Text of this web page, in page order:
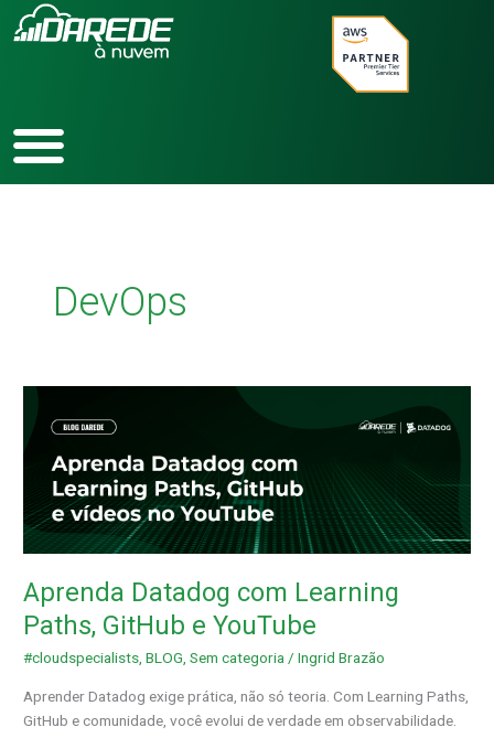
para
DevOps
Aprenda Datadog com Learning
Paths, GitHub e YouTube
#cloudspecialists ,BLOG ,Sem categoria /Ingrid Brazão
Aprender Datadog exige prática, não só teoria. Com Learning Paths,
GitHub e comunidade, você evolui de verdade em observabilidade.
Datadog
com
Learning
Paths,
GitHub